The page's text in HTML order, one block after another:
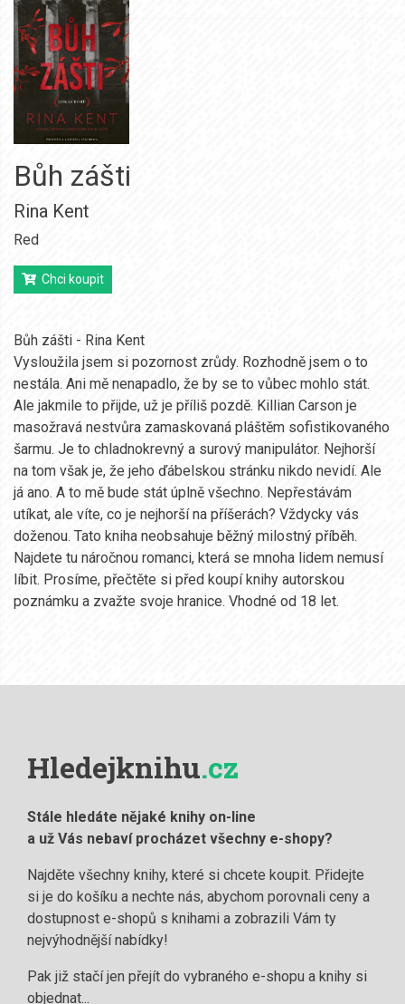
Bůh zášti
Rina Kent
Red
Chci koupit
Bůh zášti - Rina Kent
Vysloužila jsem si pozornost zrůdy. Rozhodně jsem o to
nestála. Ani mě nenapadlo, že by se to vůbec mohlo stát.
Ale jakmile to přijde, už je příliš pozdě. Killian Carson je
masožravá nestvůra zamaskovaná pláštěm sofistikovaného
šarmu. Je to chladnokrevný a surový manipulátor. Nejhorší
na tom však je, že jeho ďábelskou stránku nikdo nevidí. Ale
já ano. A to mě bude stát úplně všechno. Nepřestávám
utíkat, ale víte, co je nejhorší na příšerách? Vždycky vás
doženou. Tato kniha neobsahuje běžný milostný příběh.
Najdete tu náročnou romanci, která se mnoha lidem nemusí
líbit. Prosíme, přečtěte si před koupí knihy autorskou
poznámku a zvažte svoje hranice. Vhodné od 18 let.
Hledejknihu.cz
Stále hledáte nějaké knihy on-line
a už Vás nebaví procházet všechny e-shopy?
Najděte všechny knihy, které si chcete koupit. Přidejte
si je do košíku a nechte nás, abychom porovnali ceny a
dostupnost e-shopů s knihami a zobrazili Vám ty
nejvýhodnější nabídky!
Pak již stačí jen přejít do vybraného e-shopu a knihy si
objednat...